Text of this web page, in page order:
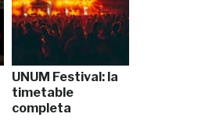
UNUM Festival: la
timetable
completa